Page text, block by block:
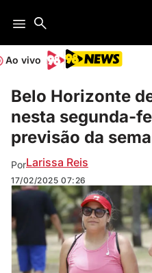
Ao vivo
Belo Horizonte
nesta segunda-
previsão da
PorLarissa Reis
17/02/2025 07:26